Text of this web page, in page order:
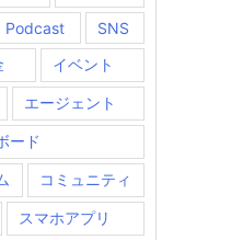
Podcast
SNS
イベント
エージェント
ード
コミュニティ
スマホアプリ